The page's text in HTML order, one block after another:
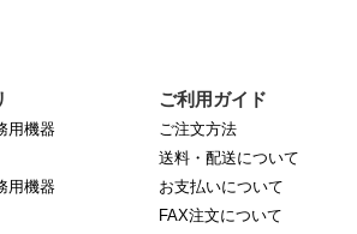
用機器
用機器
ご利用ガイド
ご注文方法
送料・配送について
お支払いについて
FAX注文について